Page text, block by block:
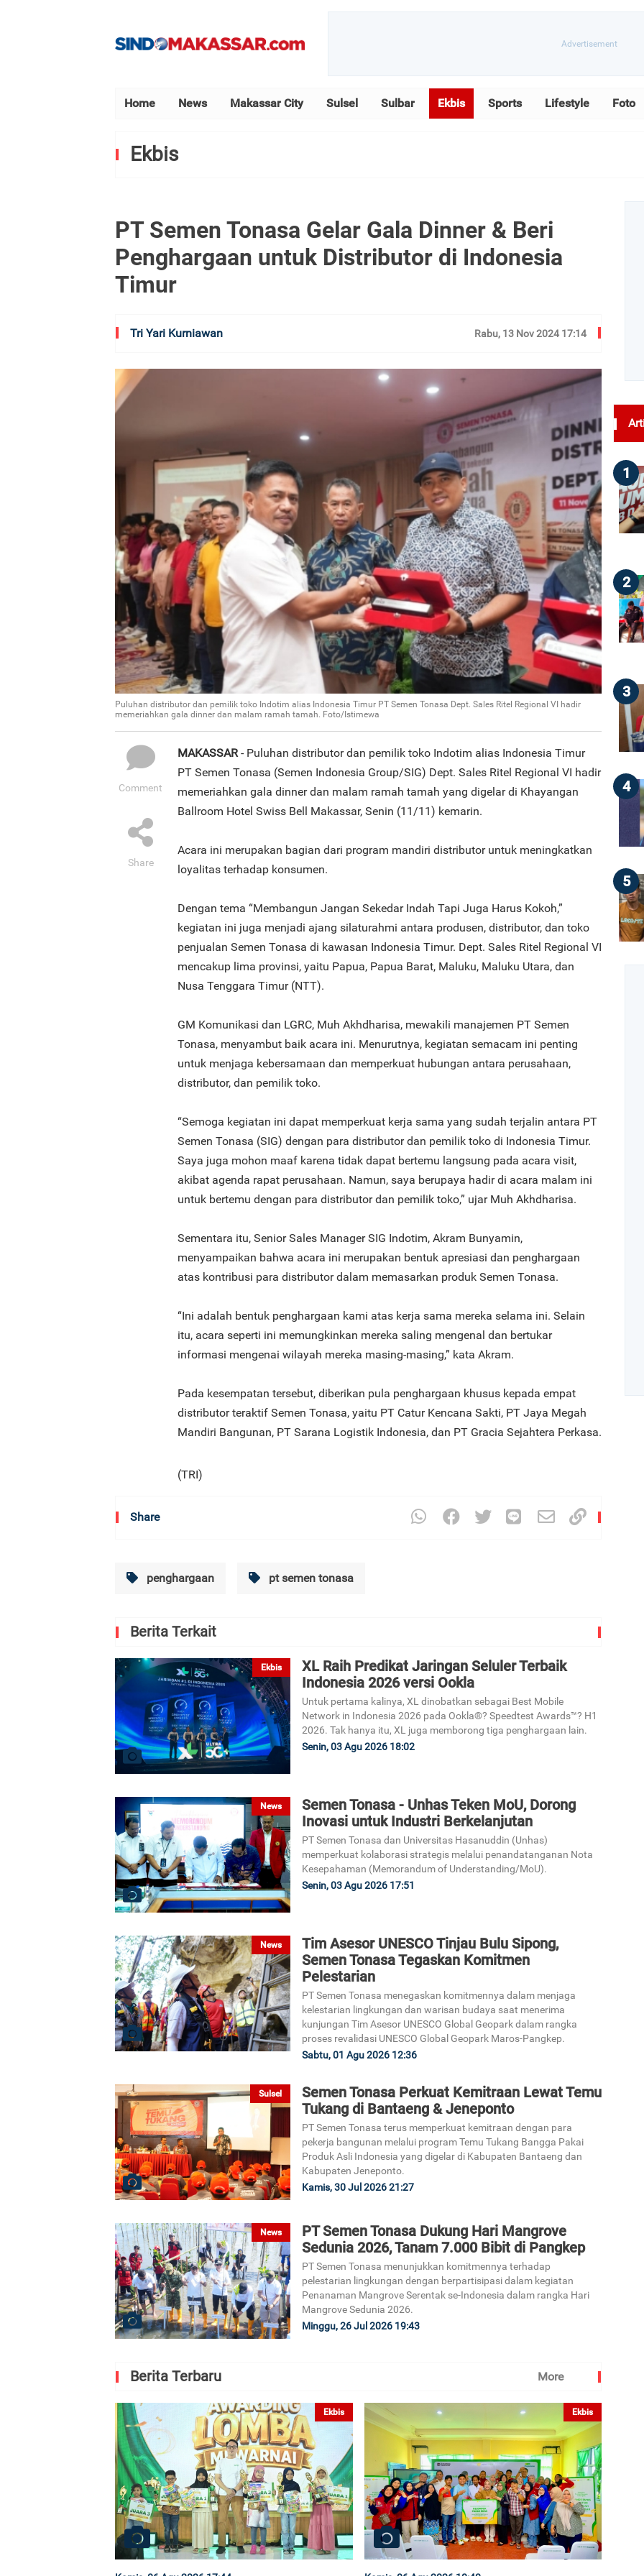
Home News Makassar City Sulsel Sulbar Ekbis Sports Lifestyle Foto
Ekbis
PT Semen Tonasa Gelar Gala Dinner & Beri
Penghargaan untuk Distributor di Indonesia
Timur
Tri Yari Kurniawan Rabu, 13 Nov 2024 17:14
Puluhan distributor dan pemilik toko Indotim alias Indonesia Timur PT Semen Tonasa Dept. Sales Ritel Regional VI hadir
memeriahkan gala dinner dan malam ramah tamah. Foto/Istimewa
Comment
Share
MAKASSAR- Puluhan distributor dan pemilik toko Indotim alias Indonesia Timur
PT Semen Tonasa (Semen Indonesia Group/SIG) Dept. Sales Ritel Regional VI hadir
memeriahkan gala dinner dan malam ramah tamah yang digelar di Khayangan
Ballroom Hotel Swiss Bell Makassar, Senin (11/11) kemarin.
Acara ini merupakan bagian dari program mandiri distributor untuk meningkatkan
loyalitas terhadap konsumen.
Dengan tema “Membangun Jangan Sekedar Indah Tapi Juga Harus Kokoh,”
kegiatan ini juga menjadi ajang silaturahmi antara produsen, distributor, dan toko
penjualan Semen Tonasa di kawasan Indonesia Timur. Dept. Sales Ritel Regional VI
mencakup lima provinsi, yaitu Papua, Papua Barat, Maluku, Maluku Utara, dan
Nusa Tenggara Timur (NTT).
GM Komunikasi dan LGRC, Muh Akhdharisa, mewakili manajemen PT Semen
Tonasa, menyambut baik acara ini. Menurutnya, kegiatan semacam ini penting
untuk menjaga kebersamaan dan memperkuat hubungan antara perusahaan,
distributor, dan pemilik toko.
“Semoga kegiatan ini dapat memperkuat kerja sama yang sudah terjalin antara PT
Semen Tonasa (SIG) dengan para distributor dan pemilik toko di Indonesia Timur.
Saya juga mohon maaf karena tidak dapat bertemu langsung pada acara visit,
akibat agenda rapat perusahaan. Namun, saya berupaya hadir di acara malam ini
untuk bertemu dengan para distributor dan pemilik toko,” ujar Muh Akhdharisa.
Sementara itu, Senior Sales Manager SIG Indotim, Akram Bunyamin,
menyampaikan bahwa acara ini merupakan bentuk apresiasi dan penghargaan
atas kontribusi para distributor dalam memasarkan produk Semen Tonasa.
“Ini adalah bentuk penghargaan kami atas kerja sama mereka selama ini. Selain
itu, acara seperti ini memungkinkan mereka saling mengenal dan bertukar
informasi mengenai wilayah mereka masing-masing,” kata Akram.
Pada kesempatan tersebut, diberikan pula penghargaan khusus kepada empat
distributor teraktif Semen Tonasa, yaitu PT Catur Kencana Sakti, PT Jaya Megah
Mandiri Bangunan, PT Sarana Logistik Indonesia, dan PT Gracia Sejahtera Perkasa.
(TRI)
Share
penghargaan pt semen tonasa
Berita Terkait
Ekbis
XL Raih Predikat Jaringan Seluler Terbaik
Indonesia 2026 versi Ookla
Untuk pertama kalinya, XL dinobatkan sebagai Best Mobile
Network in Indonesia 2026 pada Ookla®? Speedtest Awards™? H1
2026. Tak hanya itu, XL juga memborong tiga penghargaan lain.
Senin, 03 Agu 2026 18:02
News
Semen Tonasa - Unhas Teken MoU, Dorong
Inovasi untuk Industri Berkelanjutan
PT Semen Tonasa dan Universitas Hasanuddin (Unhas)
memperkuat kolaborasi strategis melalui penandatanganan Nota
Kesepahaman (Memorandum of Understanding/MoU).
Senin, 03 Agu 2026 17:51
News
Tim Asesor UNESCO Tinjau Bulu Sipong,
Semen Tonasa Tegaskan Komitmen
Pelestarian
PT Semen Tonasa menegaskan komitmennya dalam menjaga
kelestarian lingkungan dan warisan budaya saat menerima
kunjungan Tim Asesor UNESCO Global Geopark dalam rangka
proses revalidasi UNESCO Global Geopark Maros-Pangkep.
Sabtu, 01 Agu 2026 12:36
Sulsel
Semen Tonasa Perkuat Kemitraan Lewat Temu
Tukang di Bantaeng & Jeneponto
PT Semen Tonasa terus memperkuat kemitraan dengan para
pekerja bangunan melalui program Temu Tukang Bangga Pakai
Produk Asli Indonesia yang digelar di Kabupaten Bantaeng dan
Kabupaten Jeneponto.
Kamis, 30 Jul 2026 21:27
News
PT Semen Tonasa Dukung Hari Mangrove
Sedunia 2026, Tanam 7.000 Bibit di Pangkep
PT Semen Tonasa menunjukkan komitmennya terhadap
pelestarian lingkungan dengan berpartisipasi dalam kegiatan
Penanaman Mangrove Serentak se-Indonesia dalam rangka Hari
Mangrove Sedunia 2026.
Minggu, 26 Jul 2026 19:43
Berita Terbaru More
Ekbis Ekbis
1
2
3
4
5